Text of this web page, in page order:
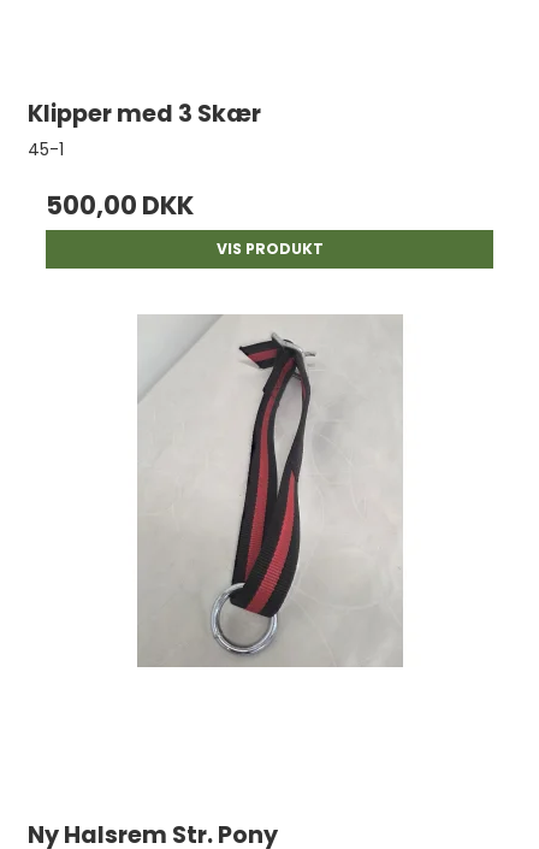
Klipper med 3 Skær
45-1
500,00 DKK
VIS PRODUKT
Ny Halsrem Str. Pony